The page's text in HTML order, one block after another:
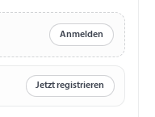
Anmelden
Jetzt registrieren